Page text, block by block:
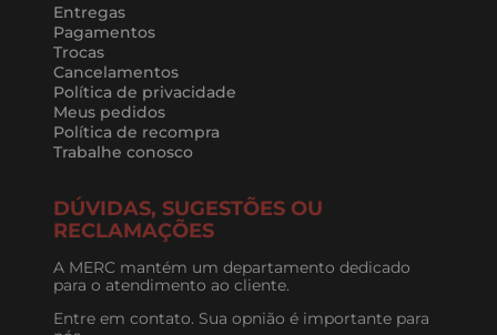
Entregas
Pagamentos
Trocas
Cancelamentos
Política de privacidade
Meus pedidos
Política de recompra
Trabalhe conosco
DÚVIDAS, SUGESTÕES OU
RECLAMAÇÕES
A MERC mantém um departamento dedicado
para o atendimento ao cliente.
Entre em contato. Sua opnião é importante para